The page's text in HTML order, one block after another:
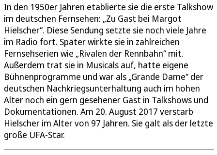
In den 1950er Jahren etablierte sie die erste Talkshow
im deutschen Fernsehen: „Zu Gast bei Margot
Hielscher“. Diese Sendung setzte sie noch viele Jahre
im Radio fort. Später wirkte sie in zahlreichen
Fernsehserien wie „Rivalen der Rennbahn“ mit.
Außerdem trat sie in Musicals auf, hatte eigene
Bühnenprogramme und war als „Grande Dame“ der
deutschen Nachkriegsunterhaltung auch im hohen
Alter noch ein gern gesehener Gast in Talkshows und
Dokumentationen. Am 20. August 2017 verstarb
Hielscher im Alter von 97 Jahren. Sie galt als der letzte
große UFA-Star.